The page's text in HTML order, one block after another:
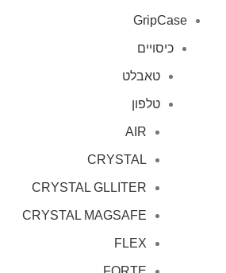
GripCase
כיסויים
טאבלט
טלפון
AIR
CRYSTAL
CRYSTAL GLLITER
CRYSTAL MAGSAFE
FLEX